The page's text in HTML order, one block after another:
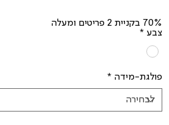
70% בקניית 2 פריטים ומעלה
צבע *
פולגת-מידה *